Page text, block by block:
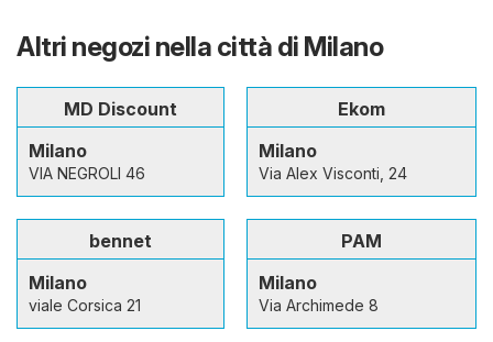
Altri negozi nella città di Milano
MD Discount
Milano
VIA NEGROLI 46
Ekom
Milano
Via Alex Visconti, 24
bennet
Milano
viale Corsica 21
PAM
Milano
Via Archimede 8